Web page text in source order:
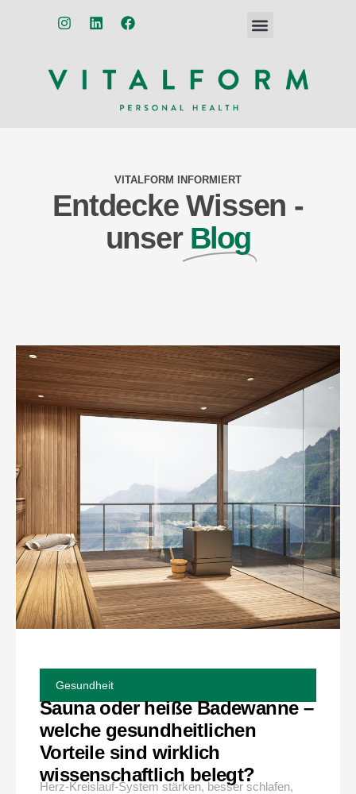
VITALFORM INFORMIERT
Entdecke Wissen -
unser Blog
Gesundheit
Sauna oder heiße Badewanne –
welche gesundheitlichen
Vorteile sind wirklich
wissenschaftlich belegt?
Herz-Kreislauf-System stärken, besser schlafen,